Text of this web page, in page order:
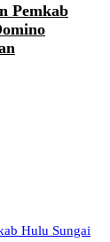
Pemkab
Hulu Sungai